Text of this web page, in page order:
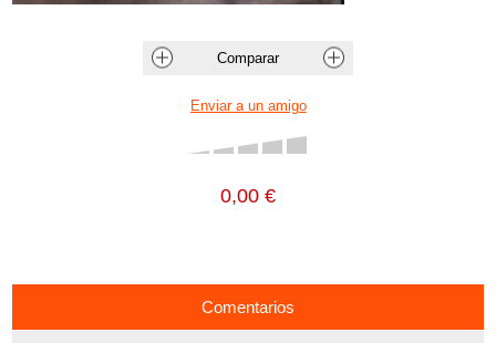
0,00 €
Comentarios